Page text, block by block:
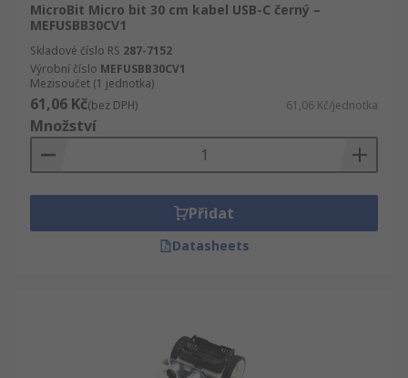
MicroBit Micro bit 30 cm kabel USB-C černý –
MEFUSBB30CV1
Skladové číslo RS 287-7152
Výrobní číslo MEFUSBB30CV1
Mezisoučet (1 jednotka)
61,06 Kč(bez DPH) 61,06 Kč/jednotka
Množství
Přidat
Datasheets